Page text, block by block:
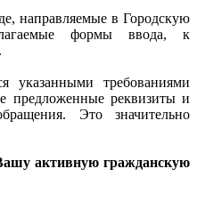
направляемые в Городскую
формы ввода, к
указанными требованиями
предложенные реквизиты и
Это значительно
активную гражданскую